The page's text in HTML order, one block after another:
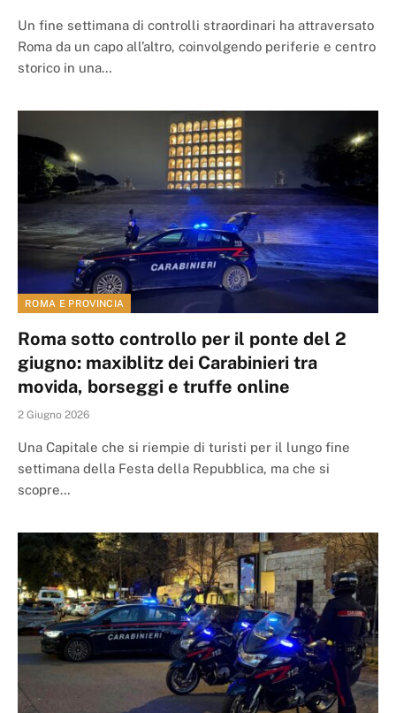
Un fine settimana di controlli straordinari ha attraversato
Roma da un capo all’altro, coinvolgendo periferie e centro
storico in una…
ROMA E PROVINCIA
Roma sotto controllo per il ponte del 2
giugno: maxiblitz dei Carabinieri tra
movida, borseggi e truffe online
2 Giugno 2026
Una Capitale che si riempie di turisti per il lungo fine
settimana della Festa della Repubblica, ma che si
scopre…